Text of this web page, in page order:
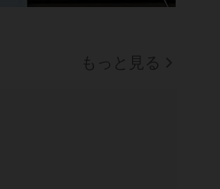
もっと見る